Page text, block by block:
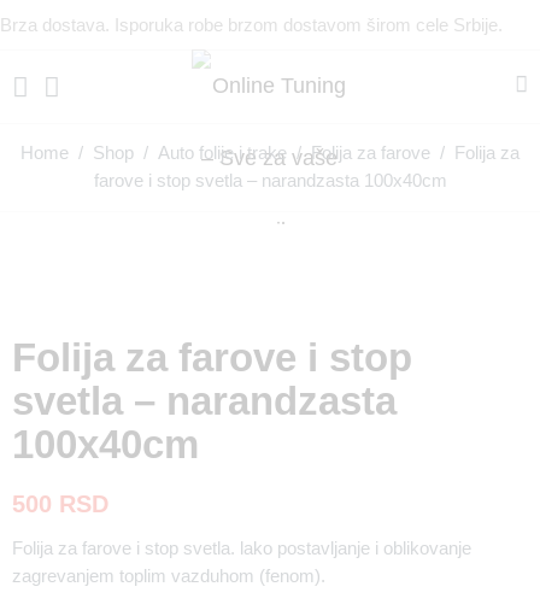
Brza dostava. Isporuka robe brzom dostavom širom cele Srbije.
Home / Shop / Auto folije i trake /Folija za farove / Folija za
farove i stop svetla – narandzasta 100x40cm
Folija za farove i stop
svetla – narandzasta
100x40cm
500 RSD
Folija za farove i stop svetla. lako postavljanje i oblikovanje
zagrevanjem toplim vazduhom (fenom).